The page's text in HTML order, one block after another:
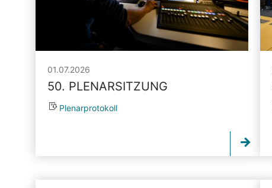
01.07.2026
50. PLENARSITZUNG
Plenarprotokoll